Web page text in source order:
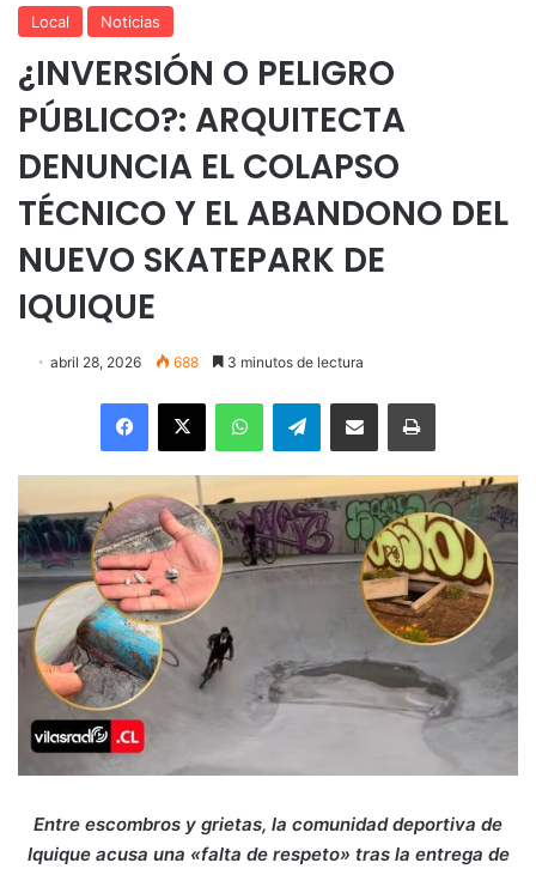
Local Noticias
¿INVERSIÓN O PELIGRO
PÚBLICO?: ARQUITECTA
DENUNCIA EL COLAPSO
TÉCNICO Y EL ABANDONO DEL
NUEVO SKATEPARK DE
IQUIQUE
abril 28, 2026 688 3 minutos de lectura
Facebook
X WhatsAppTelegramEnviar vía email Imprimir
Entre escombros y grietas, la comunidad deportiva de
Iquique acusa una «falta de respeto» tras la entrega de